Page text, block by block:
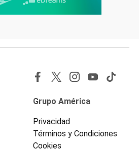
Grupo América
Privacidad
Términos y Condiciones
Cookies